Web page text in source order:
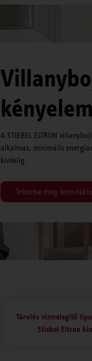
A STIEBEL ELTRON
alkalmas, minimális
kivitelig.
Tekintse meg
Tárolós vízmelegítő
Stiebel Eltron